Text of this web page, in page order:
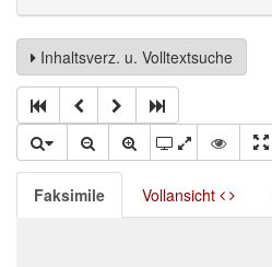
Inhaltsverz. u. Volltextsuche
Faksimile Vollansicht